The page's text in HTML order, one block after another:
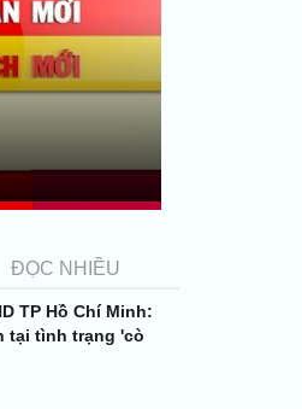
ĐỌC NHIỀU
TP Hồ Chí Minh:
tại tình trạng 'cò